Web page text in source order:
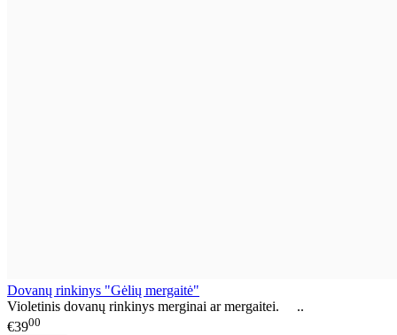
Dovanų rinkinys "Gėlių mergaitė"
Violetinis dovanų rinkinys merginai ar mergaitei. ..
€3900